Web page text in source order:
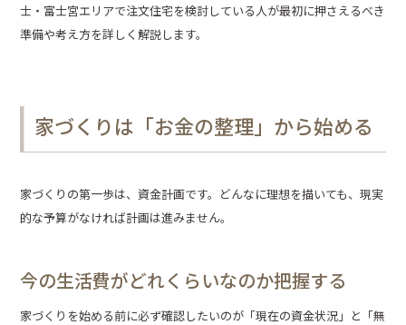
士・富士宮エリアで注文住宅を検討している人が最初に押さえるべき
準備や考え方を詳しく解説します。
家づくりは「お金の整理」から始める
家づくりの第一歩は、資金計画です。どんなに理想を描いても、現実
的な予算がなければ計画は進みません。
今の生活費がどれくらいなのか把握する
家づくりを始める前に必ず確認したいのが「現在の資金状況」と「無